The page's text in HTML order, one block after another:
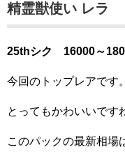
精霊獣使い レラ
25thシク 16000～
今回のトップレアです。
とってもかわいいです
このパックの最新相場